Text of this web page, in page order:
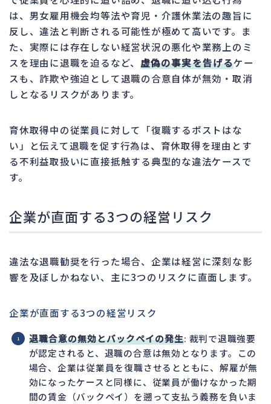
は、男女雇用機会均等法や育児・介護休業法の趣旨に
反し、違法と判断される可能性が極めて高いです。ま
た、実際には存在しない経営状況の悪化や業務上のミ
スを理由に退職を迫るなど、虚偽の事実を告げるケー
スも、詐欺や強迫として退職の合意自体が無効・取消
しとなるリスクがあります。
育休取得中の従業員に対して「復職するポストはな
い」と伝えて退職を促す行為は、育休取得を理由とす
る不利益取扱いに直接抵触する典型的な違法ケースで
す。
企業が直面する3つの経営リスク
違法な退職勧奨を行った場合、企業は経営に深刻な影
響を及ぼしかねない、主に3つのリスクに直面します。
企業が直面する3つの経営リスク
退職合意の無効とバックペイの発生: 裁判で退職強要
が認定されると、退職の合意は無効となります。この
場合、企業は従業員を復職させるとともに、解雇が無
効になったケースと同様に、従業員が働けなかった期
間の賃金（バックペイ）を遡って支払う義務を負いま